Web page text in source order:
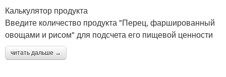
Калькулятор продукта
Введите количество продукта "Перец, фаршированный
овощами и рисом" для подсчета его пищевой ценности
читать дальше →